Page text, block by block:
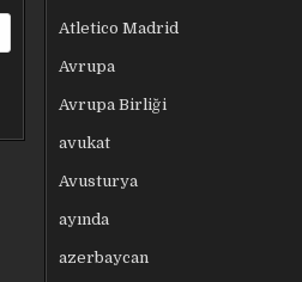
Atletico Madrid
Avrupa
Avrupa Birliği
avukat
Avusturya
ayında
azerbaycan